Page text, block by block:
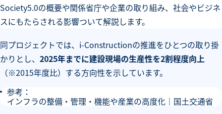
Society5.0の概要や関係省庁や企業の取り組み、社会やビジネ
スにもたらされる影響ついて解説します。
同プロジェクトでは、i-Constructionの推進をひとつの取り掛
かりとし、 2025年までに建設現場の生産性を2割程度向上
（※2015年度比）する方向性を示しています。
参考：
インフラの整備・管理・機能や産業の高度化｜国土交通省